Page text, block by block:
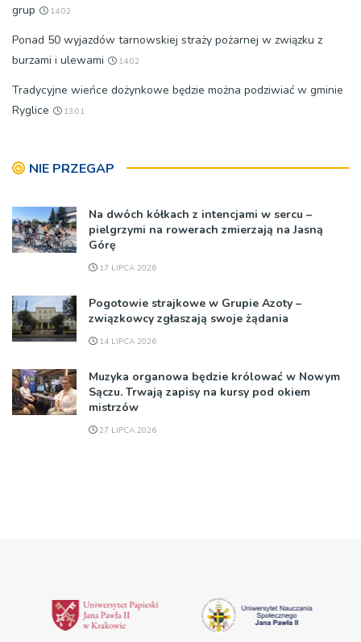
grup
14:02
Ponad 50 wyjazdów tarnowskiej straży pożarnej w związku z
burzami i ulewami
14:02
Tradycyjne wieńce dożynkowe będzie można podziwiać w gminie
Ryglice
13:01
NIE PRZEGAP
Na dwóch kółkach z intencjami w sercu –
pielgrzymi na rowerach zmierzają na Jasną
Górę
17 LIPCA 2026
Pogotowie strajkowe w Grupie Azoty –
związkowcy zgłaszają swoje żądania
14 LIPCA 2026
Muzyka organowa będzie królować w Nowym
Sączu. Trwają zapisy na kursy pod okiem
mistrzów
27 LIPCA 2026